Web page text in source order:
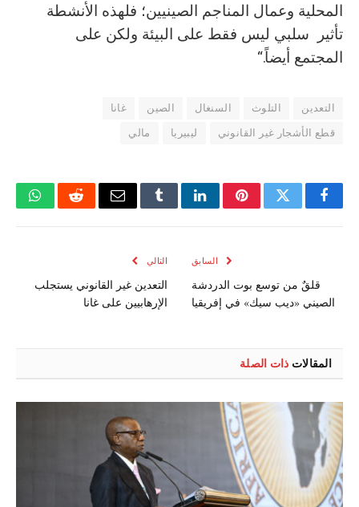
المحلية وعمال المناجم الصينيين؛ فلهذه الأنشطة
تأثير سلبي ليس فقط على البيئة ولكن على
المجتمع أيضاً.“
التعدين التلوث السنغال الصين غانا
قطع الأشجار غير القانوني ليبيريا مالي
فيسبوكتويتر بينتيريستلينكدإنTumblrالبريد
رديت
السابق
قلقٌ من توسع بوت الدردشة
الصيني «ديب سيك» في إفريقيا
التالي
التعدين غير القانوني يستجلب
الإرهابيين على غانا
المقالات ذات الصلة